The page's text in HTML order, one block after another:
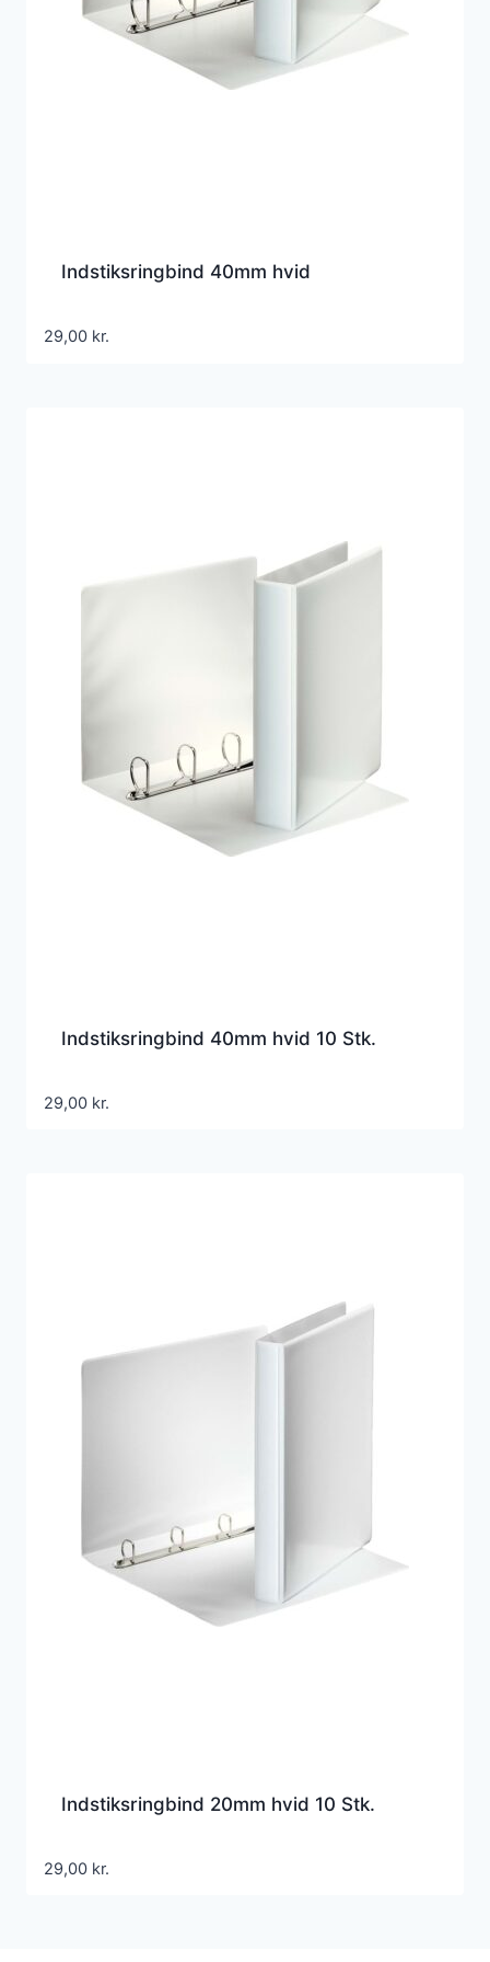
Indstiksringbind 40mm hvid
29,00 kr.
Indstiksringbind 40mm hvid 10 Stk.
29,00 kr.
Indstiksringbind 20mm hvid 10 Stk.
29,00 kr.